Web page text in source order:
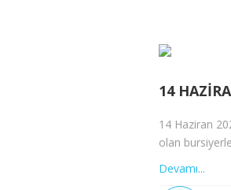
14
14 Haziran
olan
Devamı...